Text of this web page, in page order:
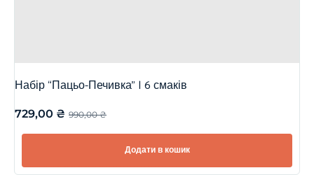
Набір “Пацьо-Печивка” | 6 смаків
990,00₴
729,00 ₴
Додати в кошик